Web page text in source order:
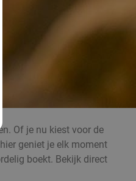
Of je nu kiest voor de
geniet je elk moment
boekt. Bekijk direct